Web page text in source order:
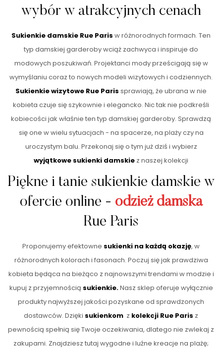
wybór w atrakcyjnych cenach
Sukienkie damskie Rue Paris w różnorodnych formach. Ten
typ damskiej garderoby wciąż zachwyca i inspiruje do
modowych poszukiwań. Projektanci mody prześcigają się w
wymyślaniu coraz to nowych modeli wizytowych i codziennych.
Sukienkie wizytowe Rue Paris sprawiają, że ubrana w nie
kobieta czuje się szykownie i elegancko. Nic tak nie podkreśli
kobiecości jak właśnie ten typ damskiej garderoby. Sprawdzą
się one w wielu sytuacjach - na spacerze, na plaży czy na
uroczystym balu. Przekonaj się o tym już dziś i wybierz
wyjątkowe sukienki damskie z naszej kolekcji
Piękne i tanie sukienkie damskie w
ofercie online - odzież damska
Rue Paris
Proponujemy efektowne sukienki na każdą okazję, w
różnorodnych kolorach i fasonach. Poczuj się jak prawdziwa
kobieta będąca na bieżąco z najnowszymi trendami w modzie i
kupuj z przyjemnością sukienkie.Nasz sklep oferuje wyłącznie
produkty najwyższej jakości pozyskane od sprawdzonych
dostawców. Dzięki sukienkom z kolekcji Rue Paris z
pewnością spełnią się Twoje oczekiwania, dlatego nie zwlekaj z
zakupami. Znajdziesz tutaj wygodne i luźne kreacje na plażę;